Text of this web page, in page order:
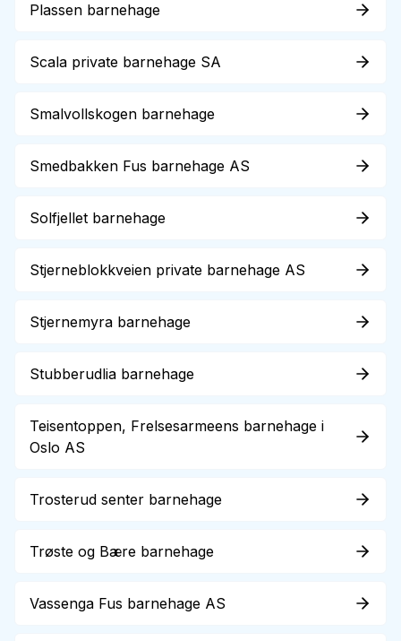
Plassen barnehage
Scala private barnehage SA
Smalvollskogen barnehage
Smedbakken Fus barnehage AS
Solfjellet barnehage
Stjerneblokkveien private barnehage AS
Stjernemyra barnehage
Stubberudlia barnehage
Teisentoppen, Frelsesarmeens barnehage i
Oslo AS
Trosterud senter barnehage
Trøste og Bære barnehage
Vassenga Fus barnehage AS